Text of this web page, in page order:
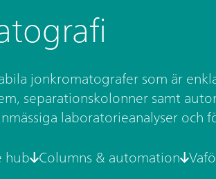
jonkromatografer som är
separationskolonner samt
laboratorieanalyser
hub Columns & automation